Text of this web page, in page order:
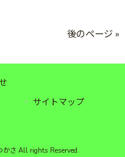
後のページ »
サイトマップ
さ All rights Reserved.